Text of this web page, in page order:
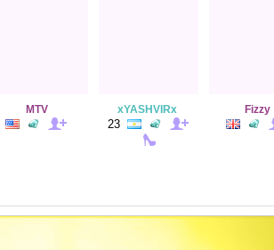
MTV xYASHVIRx
23
Fizzy